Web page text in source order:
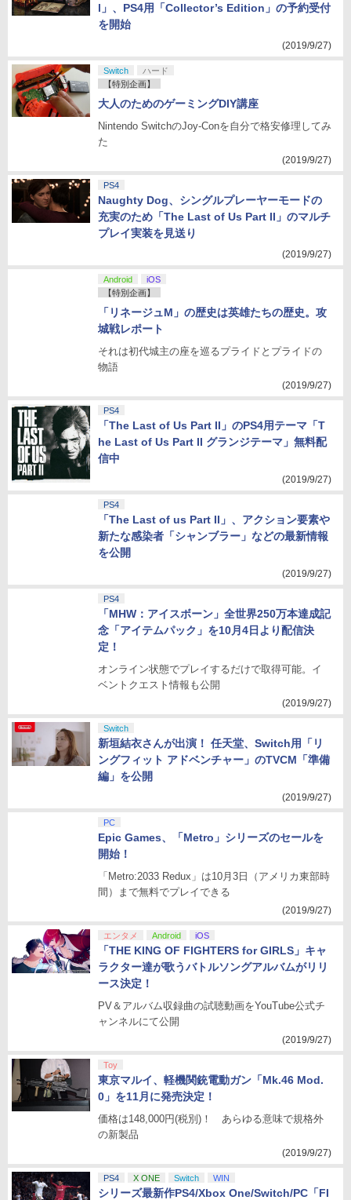
l」、PS4用「Collector’s Edition」の予約受付
を開始
(2019/9/27)
Switch
ハード
【特別企画】
大人のためのゲーミングDIY講座
Nintendo SwitchのJoy-Conを自分で格安修理してみ
た
(2019/9/27)
PS4
Naughty Dog、シングルプレーヤーモードの
充実のため「The Last of Us Part II」のマルチ
プレイ実装を見送り
(2019/9/27)
Android
iOS
【特別企画】
「リネージュM」の歴史は英雄たちの歴史。攻
城戦レポート
それは初代城主の座を巡るプライドとプライドの
物語
(2019/9/27)
PS4
「The Last of Us Part II」のPS4用テーマ「T
he Last of Us Part II グランジテーマ」無料配
信中
(2019/9/27)
PS4
「The Last of us Part II」、アクション要素や
新たな感染者「シャンブラー」などの最新情報
を公開
(2019/9/27)
PS4
「MHW：アイスボーン」全世界250万本達成記
念「アイテムパック」を10月4日より配信決
定！
オンライン状態でプレイするだけで取得可能。イ
ベントクエスト情報も公開
(2019/9/27)
Switch
新垣結衣さんが出演！ 任天堂、Switch用「リ
ングフィット アドベンチャー」のTVCM「準備
編」を公開
(2019/9/27)
PC
Epic Games、「Metro」シリーズのセールを
開始！
「Metro:2033 Redux」は10月3日（アメリカ東部時
間）まで無料でプレイできる
(2019/9/27)
エンタメ Android iOS
「THE KING OF FIGHTERS for GIRLS」キャ
ラクター達が歌うバトルソングアルバムがリリ
ース決定！
PV＆アルバム収録曲の試聴動画をYouTube公式チ
ャンネルにて公開
(2019/9/27)
Toy
東京マルイ、軽機関銃電動ガン「Mk.46 Mod.
0」を11月に発売決定！
価格は148,000円(税別)！ あらゆる意味で規格外
の新製品
(2019/9/27)
PS4 X ONE Switch WIN
シリーズ最新作PS4/Xbox One/Switch/PC「FI